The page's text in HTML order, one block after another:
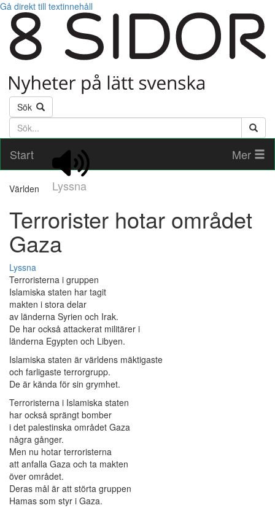
Gå direkt till textinnehåll
Sök
Söktext
Start
Lyssna
Mer
Världen
Terrorister hotar området
Gaza
Lyssna
Terroristerna i gruppen
Islamiska staten har tagit
makten i stora delar
av länderna Syrien och Irak.
De har också attackerat militärer i
länderna Egypten och Libyen.
Islamiska staten är världens mäktigaste
och farligaste terrorgrupp.
De är kända för sin grymhet.
Terroristerna i Islamiska staten
har också sprängt bomber
i det palestinska området Gaza
några gånger.
Men nu hotar terroristerna
att anfalla Gaza och ta makten
över området.
Deras mål är att störta gruppen
Hamas som styr i Gaza.